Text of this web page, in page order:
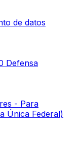
de datos
Defensa
- Para
Única Federal)